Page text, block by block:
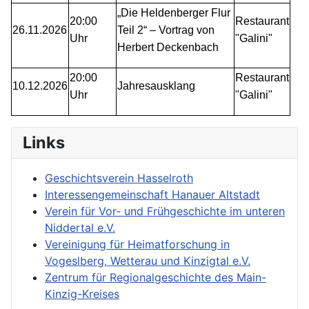
26.11.2026
20:00
Uhr
„Die Heldenberger Flur
Teil 2“ – Vortrag von
Herbert Deckenbach
Restaurant
"Galini"
10.12.2026
20:00
Uhr
Jahresausklang
Restaurant
"Galini"
Links
Geschichtsverein Hasselroth
Interessengemeinschaft Hanauer Altstadt
Verein für Vor- und Frühgeschichte im unteren
Niddertal e.V.
Vereinigung für Heimatforschung in
Vogeslberg, Wetterau und Kinzigtal e.V.
Zentrum für Regionalgeschichte des Main-
Kinzig-Kreises